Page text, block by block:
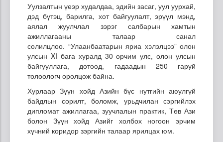
Уулзалтын үеэр худалдаа, эдийн засаг, уул уурхай,
дэд бүтэц, барилга, хот байгуулалт, эрүүл мэнд,
аялал жуулчлал зэрэг салбарын хамтын
ажиллагааны талаар санал
солилцлоо. “Улаанбаатарын яриа хэлэлцээ” олон
улсын XI бага хуралд 30 орчим улс, олон улсын
байгууллага, дотоод, гадаадын 250 гаруй
төлөөлөгч оролцож байна.
Хурлаар Зүүн хойд Азийн бүс нутгийн аюулгүй
байдлын сорилт, боломж, урьдчилан сэргийлэх
дипломат ажиллагаа, зуучлалын практик, Төв Ази
болон Зүүн хойд Азийг холбох ногоон эрчим
хүчний коридор зэргийн талаар ярилцах юм.